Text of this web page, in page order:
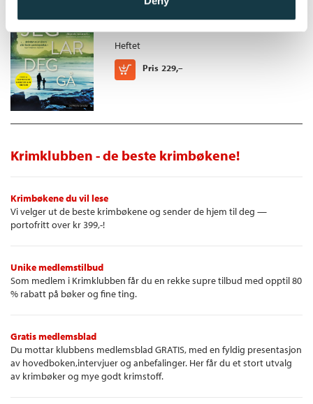
Clare Mackintosh
Heftet
Pris 229,–
Kjøp
Krimklubben - de beste krimbøkene!
Krimbøkene du vil lese
Vi velger ut de beste krimbøkene og sender de hjem til deg —
portofritt over kr 399,-!
Unike medlemstilbud
Som medlem i Krimklubben får du en rekke supre tilbud med opptil 80
% rabatt på bøker og fine ting.
Gratis medlemsblad
Du mottar klubbens medlemsblad GRATIS, med en fyldig presentasjon
av hovedboken,intervjuer og anbefalinger. Her får du et stort utvalg
av krimbøker og mye godt krimstoff.